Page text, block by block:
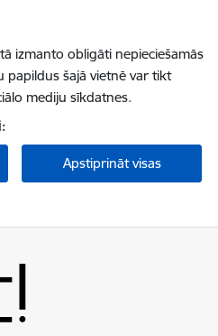
izmanto obligāti nepieciešamās
papildus šajā vietnē var tikt
mediju sīkdatnes.
Apstiprināt visas